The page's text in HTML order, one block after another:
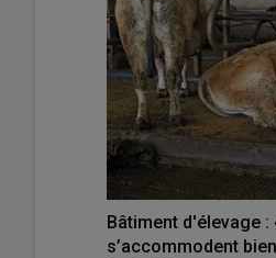
Bâtiment d'élevage
s’accommodent